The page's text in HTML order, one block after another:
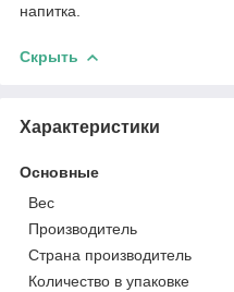
напитка.
Скрыть
Характеристики
Основные
Вес
Производитель
Страна производитель
Количество в упаковке